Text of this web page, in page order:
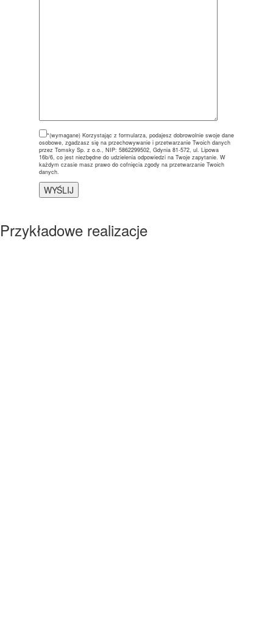
*(wymagane) Korzystając z formularza, podajesz dobrowolnie swoje dane
osobowe, zgadzasz się na przechowywanie i przetwarzanie Twoich danych
przez Tomsky Sp. z o.o., NIP: 5862299502, Gdynia 81-572, ul. Lipowa
16b/6, co jest niezbędne do udzielenia odpowiedzi na Twoje zapytanie. W
każdym czasie masz prawo do cofnięcia zgody na przetwarzanie Twoich
danych.
Przykładowe realizacje